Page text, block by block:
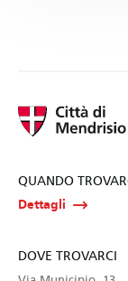
QUANDO
Dettagli
DOVE TROVARCI